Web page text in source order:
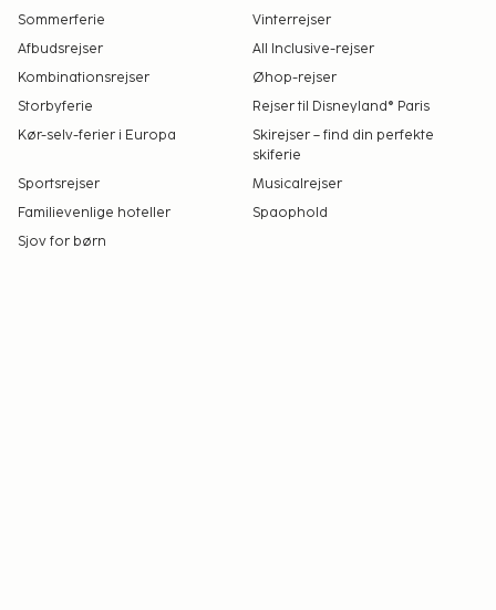
Sommerferie
Vinterrejser
Afbudsrejser
All Inclusive-rejser
Kombinationsrejser
Øhop-rejser
Storbyferie
Rejser til Disneyland® Paris
Kør-selv-ferier i Europa
Skirejser – find din perfekte
skiferie
Sportsrejser
Musicalrejser
Familievenlige hoteller
Spaophold
Sjov for børn